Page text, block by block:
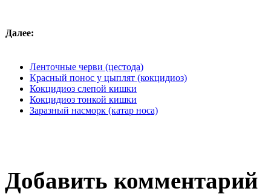
Далее:
Ленточные черви (цестода)
Красный понос у цыплят (кокцидиоз)
Кокцидиоз слепой кишки
Кокцидиоз тонкой кишки
Заразный насморк (катар носа)
Добавить комментарий